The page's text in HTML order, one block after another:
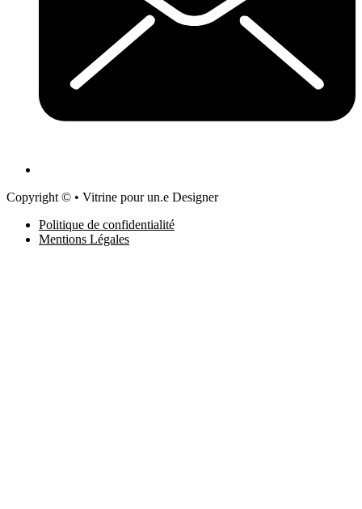
Copyright © • Vitrine pour un.e Designer
Politique de confidentialité
Mentions Légales